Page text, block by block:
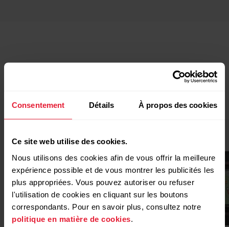
Consentement Détails À propos des cookies
Ce site web utilise des cookies.
Nous utilisons des cookies afin de vous offrir la meilleure
expérience possible et de vous montrer les publicités les
plus appropriées. Vous pouvez autoriser ou refuser
l'utilisation de cookies en cliquant sur les boutons
correspondants. Pour en savoir plus, consultez notre
politique en matière de cookies
Montres compatibles